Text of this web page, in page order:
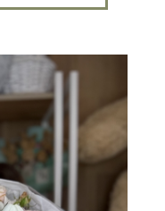
35 СМ